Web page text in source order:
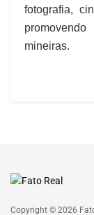
fotografia,
mineiras.
Copyright © 2026